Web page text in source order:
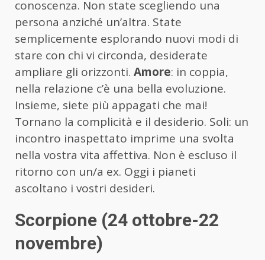
conoscenza. Non state scegliendo una
persona anziché un’altra. State
semplicemente esplorando nuovi modi di
stare con chi vi circonda, desiderate
ampliare gli orizzonti. Amore: in coppia,
nella relazione c’è una bella evoluzione.
Insieme, siete più appagati che mai!
Tornano la complicità e il desiderio. Soli: un
incontro inaspettato imprime una svolta
nella vostra vita affettiva. Non è escluso il
ritorno con un/a ex. Oggi i pianeti
ascoltano i vostri desideri.
Scorpione (24 ottobre-22
novembre)